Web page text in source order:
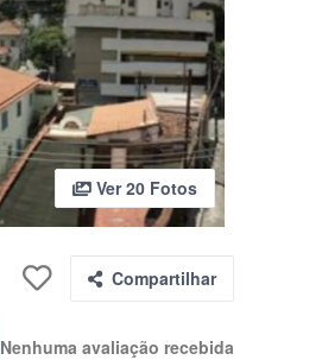
Ver 20 Fotos
Compartilhar
Nenhuma avaliação recebida